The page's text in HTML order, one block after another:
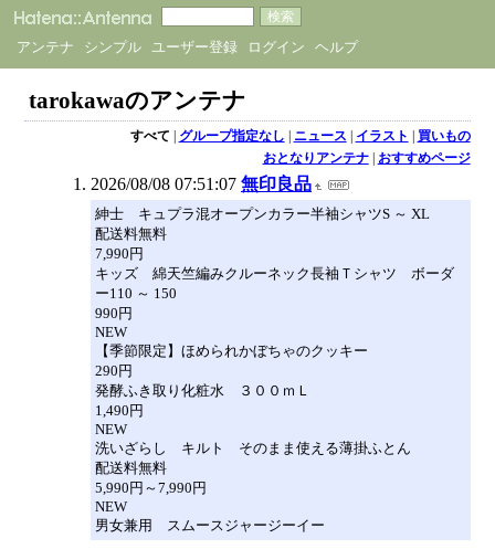
アンテナ シンプル ユーザー登録 ログイン ヘルプ
tarokawaのアンテナ
すべて | グループ指定なし | ニュース | イラスト | 買いもの
おとなりアンテナ| おすすめページ
2026/08/08 07:51:07 無印良品
紳士 キュプラ混オープンカラー半袖シャツS ～ XL
配送料無料
7,990円
キッズ 綿天竺編みクルーネック長袖Ｔシャツ ボーダ
ー110 ～ 150
990円
NEW
【季節限定】ほめられかぼちゃのクッキー
290円
発酵ふき取り化粧水 ３００ｍＬ
1,490円
NEW
洗いざらし キルト そのまま使える薄掛ふとん
配送料無料
5,990円～7,990円
NEW
男女兼用 スムースジャージーイー